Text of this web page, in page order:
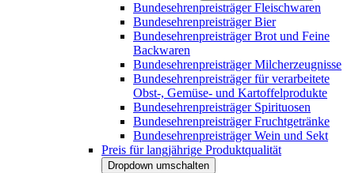
Bundesehrenpreisträger Fleischwaren
Bundesehrenpreisträger Bier
Bundesehrenpreisträger Brot und Feine
Backwaren
Bundesehrenpreisträger Milcherzeugnisse
Bundesehrenpreisträger für verarbeitete
Obst-, Gemüse- und Kartoffelprodukte
Bundesehrenpreisträger Spirituosen
Bundesehrenpreisträger Fruchtgetränke
Bundesehrenpreisträger Wein und Sekt
Preis für langjährige Produktqualität
Dropdown umschalten